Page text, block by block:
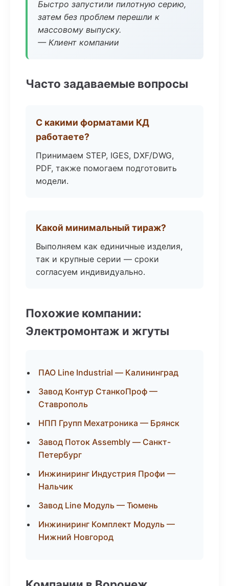
Быстро запустили пилотную серию,
затем без проблем перешли к
массовому выпуску.
— Клиент компании
Часто задаваемые вопросы
С какими форматами КД
работаете?
Принимаем STEP, IGES, DXF/DWG,
PDF, также помогаем подготовить
модели.
Какой минимальный тираж?
Выполняем как единичные изделия,
так и крупные серии — сроки
согласуем индивидуально.
Похожие компании:
Электромонтаж и жгуты
ПАО Line Industrial — Калининград
Завод Контур СтанкоПроф —
Ставрополь
НПП Групп Мехатроника — Брянск
Завод Поток Assembly — Санкт-
Петербург
Инжиниринг Индустрия Профи —
Нальчик
Завод Line Модуль — Тюмень
Инжиниринг Комплект Модуль —
Нижний Новгород